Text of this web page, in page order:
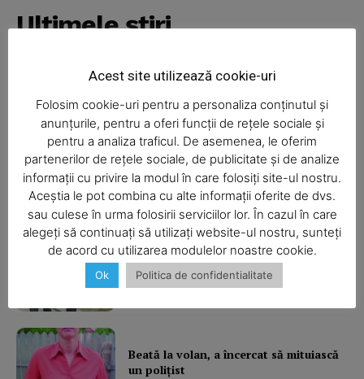
SUBSCRIBE NOW
Company
Contact us
Subscription Plans
Ultimele ştiri
Camion răsturnat
Radare pe toate drumurile!
Incendiu violent la Bălţăteşti
Beată la volan, a încercat să mituiască
un poliţist
Acest site utilizează cookie-uri
Folosim cookie-uri pentru a personaliza conținutul și
anunțurile, pentru a oferi funcții de rețele sociale și
pentru a analiza traficul. De asemenea, le oferim
partenerilor de rețele sociale, de publicitate și de analize
informații cu privire la modul în care folosiți site-ul nostru.
Aceștia le pot combina cu alte informații oferite de dvs.
sau culese în urma folosirii serviciilor lor. În cazul în care
alegeți să continuați să utilizați website-ul nostru, sunteți
de acord cu utilizarea modulelor noastre cookie.
Ok Politica de confidentialitate